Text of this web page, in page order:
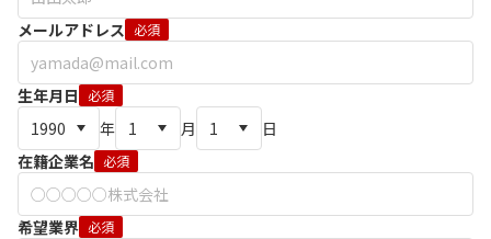
メールアドレス 必須
生年月日 必須
年 月
日
在籍企業名 必須
希望業界 必須